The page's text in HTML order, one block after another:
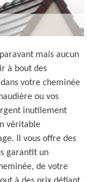
mais aucun
à bout des
votre cheminée
ou vos
inutilement
véritable
Il vous offre des
garantit un
de votre